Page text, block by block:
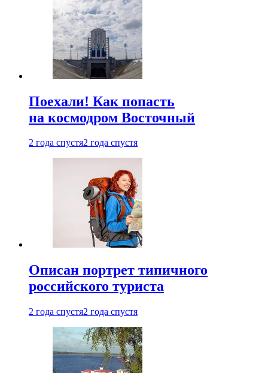
Поехали! Как попасть
на космодром Восточный
2 года спустя2 года спустя
Описан портрет типичного
российского туриста
2 года спустя2 года спустя